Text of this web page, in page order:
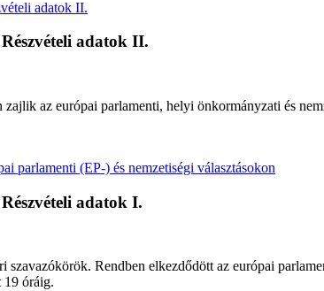
adatok II.
zajlik az európai parlamenti, helyi önkormányzati és
adatok I.
Rendben elkezdődött az európai
19 óráig.